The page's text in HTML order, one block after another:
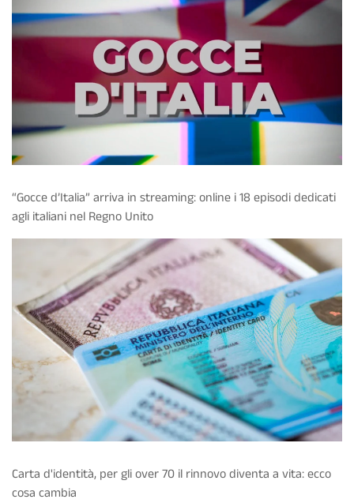
“Gocce d’Italia” arriva in streaming: online i 18 episodi dedicati
agli italiani nel Regno Unito
Carta d'identità, per gli over 70 il rinnovo diventa a vita: ecco
cosa cambia